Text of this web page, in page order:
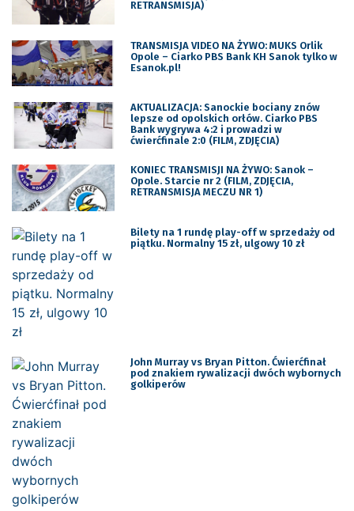
RETRANSMISJA)
TRANSMISJA VIDEO NA ŻYWO: MUKS Orlik
Opole – Ciarko PBS Bank KH Sanok tylko w
Esanok.pl!
AKTUALIZACJA: Sanockie bociany znów
lepsze od opolskich orłów. Ciarko PBS
Bank wygrywa 4:2 i prowadzi w
ćwierćfinale 2:0 (FILM, ZDJĘCIA)
KONIEC TRANSMISJI NA ŻYWO: Sanok –
Opole. Starcie nr 2 (FILM, ZDJĘCIA,
RETRANSMISJA MECZU NR 1)
Bilety na 1 rundę play-off w sprzedaży od
piątku. Normalny 15 zł, ulgowy 10 zł
John Murray vs Bryan Pitton. Ćwierćfinał
pod znakiem rywalizacji dwóch wybornych
golkiperów